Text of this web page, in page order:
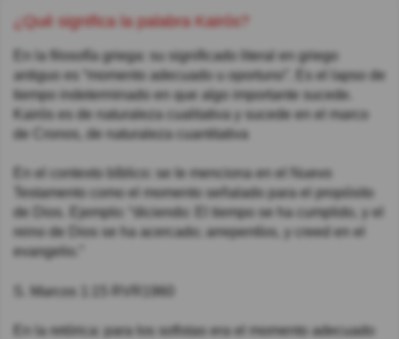
¿Qué significa la palabra Kairós?
En la filosofía griega: su significado literal en griego
antiguo es “momento adecuado u oportuno”. Es el lapso de
tiempo indeterminado en que algo importante sucede.
Kairós es de naturaleza cualitativa y sucede en el marco
de Cronos, de naturaleza cuantitativa
En el contexto bíblico: se le menciona en el Nuevo
Testamento como el momento señalado para el propósito
de Dios. Ejemplo: “diciendo: El tiempo se ha cumplido, y el
reino de Dios se ha acercado; arrepentíos, y creed en el
evangelio.”
‭‭S. Marcos‬ ‭1:15‬ ‭RVR1960‬‬
En la retórica: para los sofistas era el momento adecuado